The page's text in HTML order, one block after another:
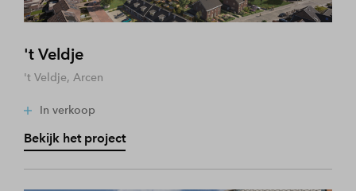
't Veldje
't Veldje, Arcen
In verkoop
Bekijk het project